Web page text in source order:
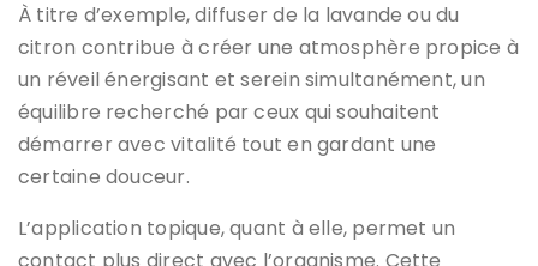
À titre d’exemple, diffuser de la lavande ou du
citron contribue à créer une atmosphère propice à
un réveil énergisant et serein simultanément, un
équilibre recherché par ceux qui souhaitent
démarrer avec vitalité tout en gardant une
certaine douceur.
L’application topique, quant à elle, permet un